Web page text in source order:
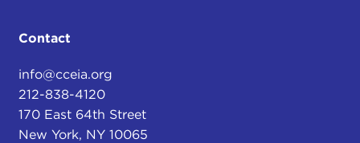
Contact
info@cceia.org
212-838-4120
170 East 64th Street
New York, NY 10065